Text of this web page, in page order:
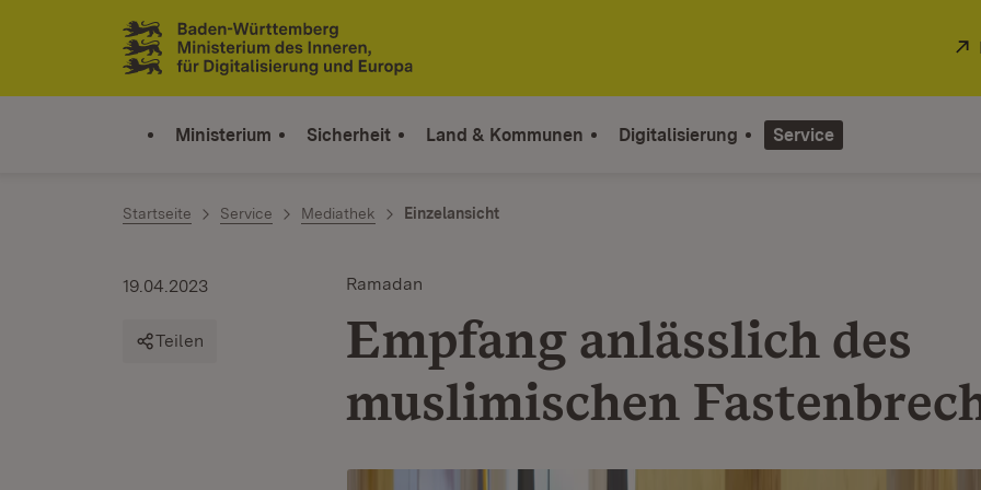
Zum Inhalt springen
Link zur Startseite
Ministerium Sicherheit Land & Kommunen Digitalisierung Service
Startseite Service Mediathek Einzelansicht
Ramadan
Empfang anlässlich des
muslimischen
19.04.2023
Teilen